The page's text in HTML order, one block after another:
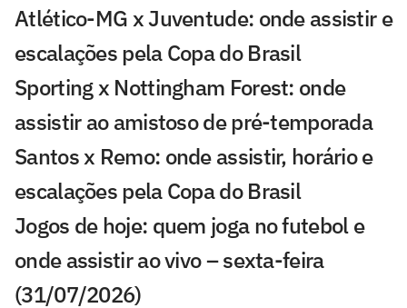
Atlético-MG x Juventude: onde assistir e
escalações pela Copa do Brasil
Sporting x Nottingham Forest: onde
assistir ao amistoso de pré-temporada
Santos x Remo: onde assistir, horário e
escalações pela Copa do Brasil
Jogos de hoje: quem joga no futebol e
onde assistir ao vivo – sexta-feira
(31/07/2026)